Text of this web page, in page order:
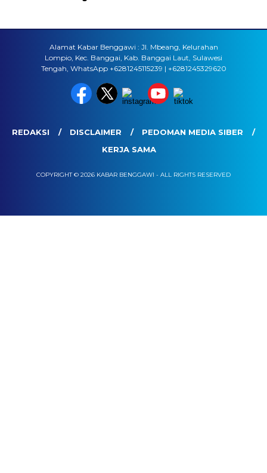
Alamat Kabar Benggawi : Jl. Mbeang, Kelurahan
Lompio, Kec. Banggai, Kab. Banggai Laut, Sulawesi
Tengah, WhatsApp +6281245115239 | +6281245329620
REDAKSI DISCLAIMER
PEDOMAN MEDIA SIBER
KERJA SAMA
COPYRIGHT © 2026 KABAR BENGGAWI - ALL RIGHTS RESERVED